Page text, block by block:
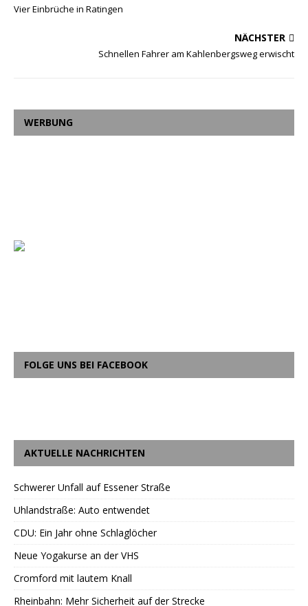
Vier Einbrüche in Ratingen
NÄCHSTER
Schnellen Fahrer am Kahlenbergsweg erwischt
WERBUNG
FOLGE UNS BEI FACEBOOK
AKTUELLE NACHRICHTEN
Schwerer Unfall auf Essener Straße
Uhlandstraße: Auto entwendet
CDU: Ein Jahr ohne Schlaglöcher
Neue Yogakurse an der VHS
Cromford mit lautem Knall
Rheinbahn: Mehr Sicherheit auf der Strecke